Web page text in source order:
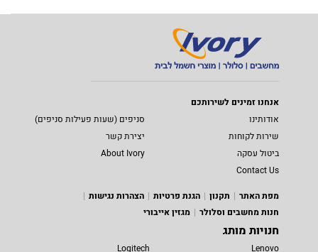
אנחנו זמינים לשירותכם
אודותינו
סניפים (שעות פעילות סניפים)
שירות לקוחות
יצירת קשר
ביטול עסקה
About Ivory
Contact Us
מפת האתר
תקנון הגנת פרטיות
הצהרות נגישות
חנות מחשבים וסלולר
מגזין אייבורי
חנויות מותג
Lenovo
Logitech